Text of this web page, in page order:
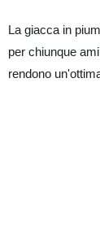
La giacca in
per chiunque
rendono